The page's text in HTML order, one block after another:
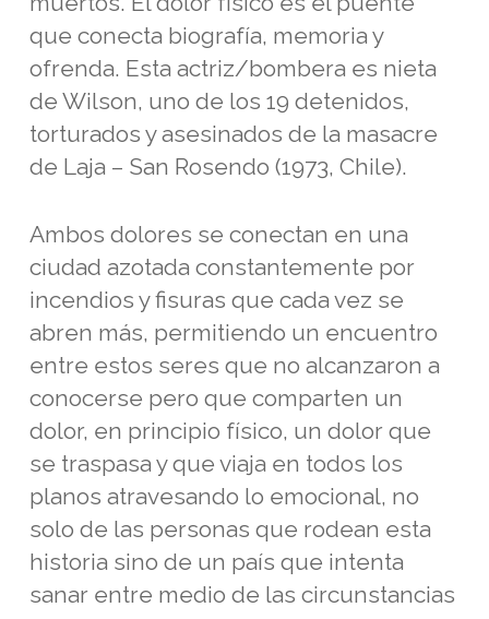
que conecta biografía, memoria y
ofrenda. Esta actriz/bombera es nieta
de Wilson, uno de los 19 detenidos,
torturados y asesinados de la masacre
de Laja – San Rosendo (1973, Chile).
Ambos dolores se conectan en una
ciudad azotada constantemente por
incendios y fisuras que cada vez se
abren más, permitiendo un encuentro
entre estos seres que no alcanzaron a
conocerse pero que comparten un
dolor, en principio físico, un dolor que
se traspasa y que viaja en todos los
planos atravesando lo emocional, no
solo de las personas que rodean esta
historia sino de un país que intenta
sanar entre medio de las circunstancias